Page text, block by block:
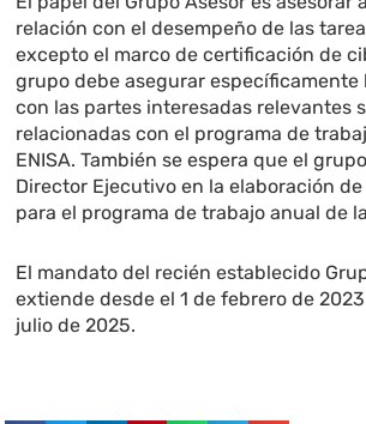
relación con el desempeño de las
excepto el marco de certificación de
grupo debe asegurar específicamente
con las partes interesadas relevantes
relacionadas con el programa de
ENISA. También se espera que el
Director Ejecutivo en la elaboración
para el programa de trabajo anual de
El mandato del recién establecido
extiende desde el 1 de febrero de
julio de 2025.